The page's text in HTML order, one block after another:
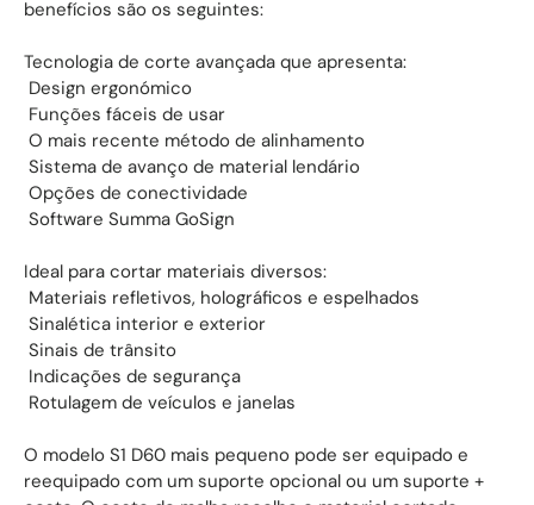
benefícios são os seguintes:
Tecnologia de corte avançada que apresenta:
 Design ergonómico
 Funções fáceis de usar
 O mais recente método de alinhamento
 Sistema de avanço de material lendário
 Opções de conectividade
 Software Summa GoSign
Ideal para cortar materiais diversos:
 Materiais refletivos, holográficos e espelhados
 Sinalética interior e exterior
 Sinais de trânsito
 Indicações de segurança
 Rotulagem de veículos e janelas
O modelo S1 D60 mais pequeno pode ser equipado e
reequipado com um suporte opcional ou um suporte +